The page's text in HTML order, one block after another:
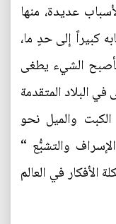
عديدة، منها
كبيراً إلى حدٍ ما،
الشيء يطغى
البلاد المتقدمة
والميل نحو
والتشبُّع “
في العالم